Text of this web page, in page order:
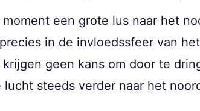
een grote lus naar het
in de invloedssfeer van
geen kans om door te
steeds verder naar het